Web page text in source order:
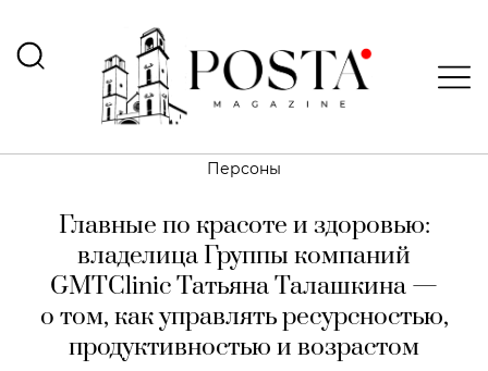
Персоны
Главные по красоте и здоровью:
владелица Группы компаний
GMTClinic Татьяна Талашкина —
о том, как управлять ресурсностью,
продуктивностью и возрастом